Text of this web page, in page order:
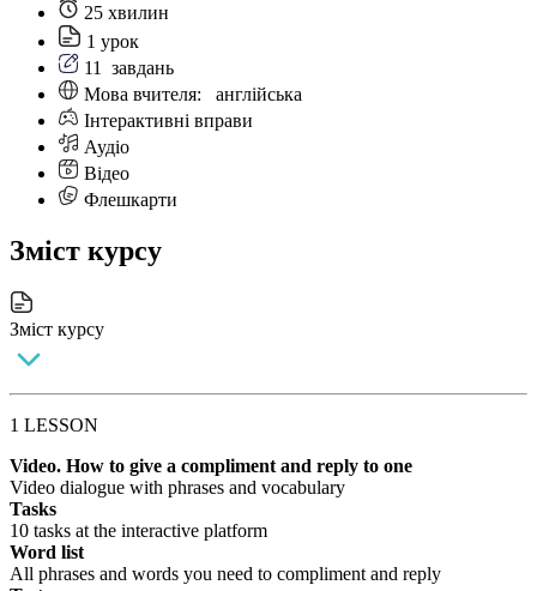
25 хвилин
1 урок
11
завдань
Мова вчителя: англійська
Інтерактивні вправи
Аудіо
Відео
Флешкарти
Зміст курсу
Зміст курсу
1 LESSON
Video. How to give a compliment and reply to one
Video dialogue with phrases and vocabulary
Tasks
10 tasks at the interactive platform
Word list
All phrases and words you need to compliment and reply